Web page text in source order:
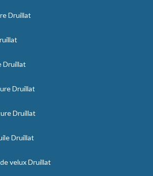
Druillat
Druillat
Druillat
Druillat
Druillat
velux Druillat